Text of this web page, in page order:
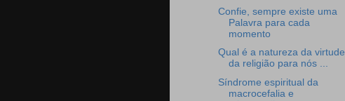
Confie, sempre existe uma
Palavra para cada
momento
Qual é a natureza da virtude
da religião para nós ...
Síndrome espiritual da
macrocefalia e